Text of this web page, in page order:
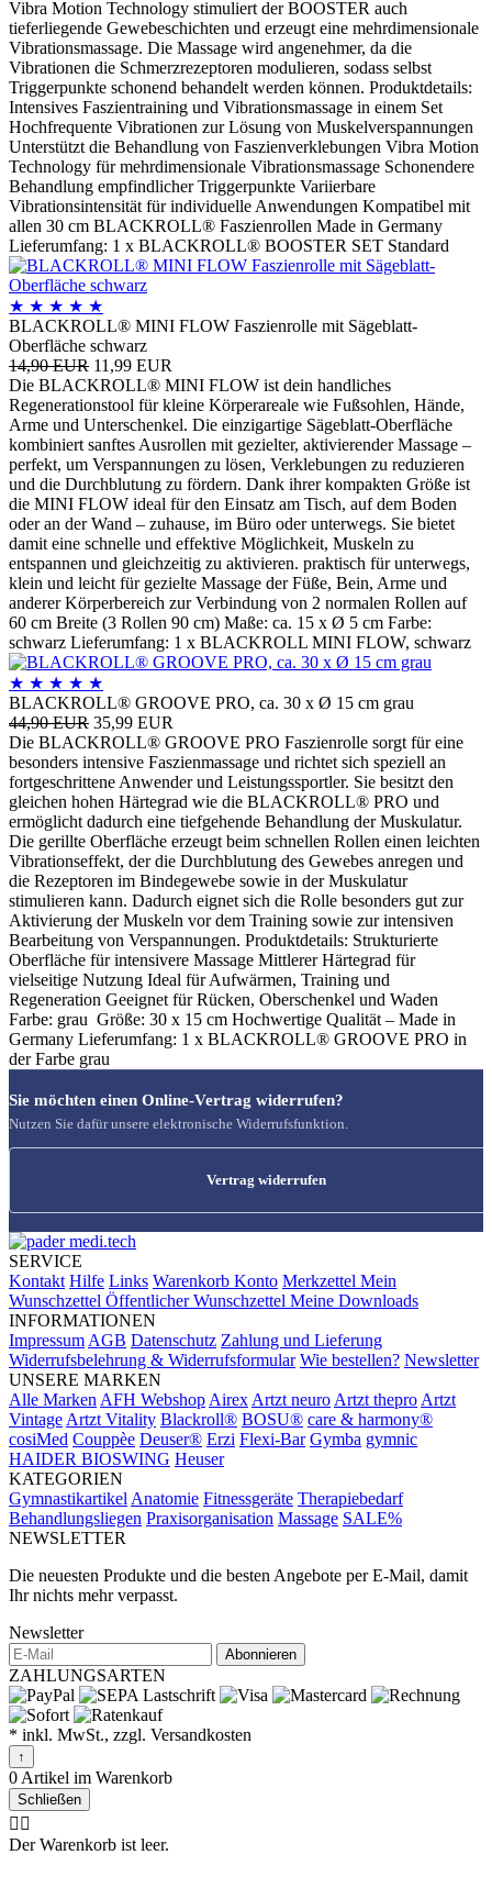
Vibra Motion Technology stimuliert der BOOSTER auch
tieferliegende Gewebeschichten und erzeugt eine mehrdimensionale
Vibrationsmassage. Die Massage wird angenehmer, da die
Vibrationen die Schmerzrezeptoren modulieren, sodass selbst
Triggerpunkte schonend behandelt werden können. Produktdetails:
Intensives Faszientraining und Vibrationsmassage in einem Set
Hochfrequente Vibrationen zur Lösung von Muskelverspannungen
Unterstützt die Behandlung von Faszienverklebungen Vibra Motion
Technology für mehrdimensionale Vibrationsmassage Schonendere
Behandlung empfindlicher Triggerpunkte Variierbare
Vibrationsintensität für individuelle Anwendungen Kompatibel mit
allen 30 cm BLACKROLL® Faszienrollen Made in Germany
Lieferumfang: 1 x BLACKROLL® BOOSTER SET Standard
★ ★ ★ ★ ★
BLACKROLL® MINI FLOW Faszienrolle mit Sägeblatt-
Oberfläche schwarz
14,90 EUR 11,99 EUR
Die BLACKROLL® MINI FLOW ist dein handliches
Regenerationstool für kleine Körperareale wie Fußsohlen, Hände,
Arme und Unterschenkel. Die einzigartige Sägeblatt-Oberfläche
kombiniert sanftes Ausrollen mit gezielter, aktivierender Massage –
perfekt, um Verspannungen zu lösen, Verklebungen zu reduzieren
und die Durchblutung zu fördern. Dank ihrer kompakten Größe ist
die MINI FLOW ideal für den Einsatz am Tisch, auf dem Boden
oder an der Wand – zuhause, im Büro oder unterwegs. Sie bietet
damit eine schnelle und effektive Möglichkeit, Muskeln zu
entspannen und gleichzeitig zu aktivieren. praktisch für unterwegs,
klein und leicht für gezielte Massage der Füße, Bein, Arme und
anderer Körperbereich zur Verbindung von 2 normalen Rollen auf
60 cm Breite (3 Rollen 90 cm) Maße: ca. 15 x Ø 5 cm Farbe:
schwarz Lieferumfang: 1 x BLACKROLL MINI FLOW, schwarz
★ ★ ★ ★ ★
BLACKROLL® GROOVE PRO, ca. 30 x Ø 15 cm grau
44,90 EUR 35,99 EUR
Die BLACKROLL® GROOVE PRO Faszienrolle sorgt für eine
besonders intensive Faszienmassage und richtet sich speziell an
fortgeschrittene Anwender und Leistungssportler. Sie besitzt den
gleichen hohen Härtegrad wie die BLACKROLL® PRO und
ermöglicht dadurch eine tiefgehende Behandlung der Muskulatur.
Die gerillte Oberfläche erzeugt beim schnellen Rollen einen leichten
Vibrationseffekt, der die Durchblutung des Gewebes anregen und
die Rezeptoren im Bindegewebe sowie in der Muskulatur
stimulieren kann. Dadurch eignet sich die Rolle besonders gut zur
Aktivierung der Muskeln vor dem Training sowie zur intensiven
Bearbeitung von Verspannungen. Produktdetails: Strukturierte
Oberfläche für intensivere Massage Mittlerer Härtegrad für
vielseitige Nutzung Ideal für Aufwärmen, Training und
Regeneration Geeignet für Rücken, Oberschenkel und Waden
Farbe: grau Größe: 30 x 15 cm Hochwertige Qualität – Made in
Germany Lieferumfang: 1 x BLACKROLL® GROOVE PRO in
der Farbe grau
Sie möchten einen Online-Vertrag widerrufen?
Nutzen Sie dafür unsere elektronische Widerrufsfunktion.
Vertrag widerrufen
SERVICE
Kontakt Hilfe Links Warenkorb Konto Merkzettel Mein
Wunschzettel Öffentlicher Wunschzettel Meine Downloads
INFORMATIONEN
Impressum AGB Datenschutz Zahlung und Lieferung
Widerrufsbelehrung & Widerrufsformular Wie bestellen? Newsletter
UNSERE MARKEN
Alle Marken AFH Webshop Airex Artzt neuro Artzt thepro Artzt
Vintage Artzt Vitality Blackroll® BOSU® care & harmony®
cosiMed Couppèe Deuser® Erzi Flexi-Bar Gymba gymnic
HAIDER BIOSWING Heuser
KATEGORIEN
Gymnastikartikel Anatomie Fitnessgeräte Therapiebedarf
Behandlungsliegen Praxisorganisation Massage SALE%
NEWSLETTER
Die neuesten Produkte und die besten Angebote per E-Mail, damit
Ihr nichts mehr verpasst.
Newsletter
Abonnieren
ZAHLUNGSARTEN
* inkl. MwSt., zzgl. Versandkosten
↑
0 Artikel im Warenkorb
Schließen
🤷‍♂️
Der Warenkorb ist leer.